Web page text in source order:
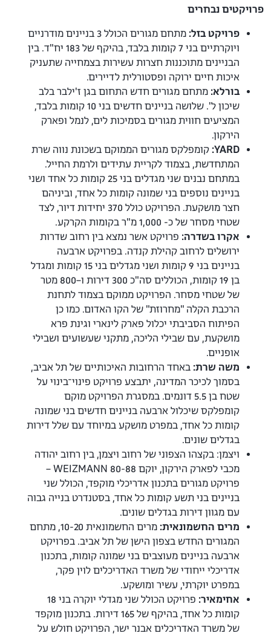
פרויקטים נבחרים
פרויקט בזל:
מתחם מגורים הכולל 3 בניינים מודרניים
ויוקרתיים בני 7 קומות בלבד, בהיקף של 183 יח"ד. בין
הבניינים מתוכננות חצרות עשירות בצמחייה שתעניק
איכות חיים ירוקה ופסטורלית לדיירים.
בורלא: מתחם מגורים חדש התחום בגן ז'ילבר בלב
שיכון ל'. שלושה בניינים חדשים בני 10 קומות בלבד,
המציעים חווית מגורים בסמיכות לים, לנמל ופארק
הירקון.
YARD: קומפלקס מגורים הממוקם בשכונת נווה שרת
המתחדשת, בצמוד לקריית עתידים ולרמת החייל.
במתחם נבנים שני מגדלים בני 25 קומות כל אחד ושני
בניינים נוספים בני שמונה קומות כל אחד, וביניהם
חצר מושקעת. הפרויקט כולל 370 יחידות דיור, לצד
שטחי מסחר של כ- 1,000 מ"ר בקומות הקרקע.
אקרו בשדרה: פרויקט אשר נמצא בין רחוב שדרות
ירושלים לרחוב קהילת קנדה. בפרויקט ארבעה
בניינים בני 9 קומות ושני מגדלים בני 15 קומות ומגדל
בן 19 קומות, הכוללים סה"כ 300 דירות ו–800 מטר
של שטחי מסחר. הפרויקט ממוקם בצמוד לתחנת
הרכבת הקלה "מחרוזת" של הקו האדום. כמו כן
הפיתוח הסביבתי יכלול פארק לינארי וגינת פרא
מושקעת, עם שבילי הליכה, מתקני שעשועים ושבילי
אופניים.
משה שרת: באחד הרחובות האיכותיים של תל אביב,
בסמוך לכיכר המדינה, יתבצע פרויקט פינוי־בינוי על
שטח בן 5.5 דונמים. במסגרת הפרויקט מוקם
קומפלקס שיכלול ארבעה בניינים חדשים בני שמונה
קומות כל אחד, במפרט מושקע במיוחד עם שלל דירות
בגדלים שונים.
ויצמן: בקצהו הצפוני של רחוב ויצמן, בין רחוב יהודה
מכבי לפארק הירקון, יוקם WEIZMANN 80-88 –
פרויקט מגורים בתכנון אדריכלי מוקפד, הכולל שני
בניינים בני תשע קומות כל אחד, בסטנדרט בנייה גבוה
עם מגוון דירות בגדלים שונים.
מרים החשמונאית:
מרים החשמונאית 10-20, מתחם
המגורים החדש בצפון הישן של תל אביב. בפרויקט
ארבעה בניינים מעוצבים בני שמונה קומות, בתכנון
אדריכלי ייחודי של משרד האדריכלים לוין פקר,
במפרט יוקרתי, עשיר ומושקע.
אחימאיר:
פרויקט הכולל שני מגדלי יוקרה בני 18
קומות כל אחד, בהיקף של 165 דירות. בתכנון מוקפד
של משרד האדריכלים אבנר ישר, הפרויקט חולש על